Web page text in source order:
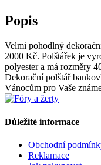
Popis
Velmi pohodlný
2000 Kč. Polštářek je
polyester a má rozměry
Dekorační polštář
Vánocům pro Vaše
Důležité informace
Obchodní
Reklamace